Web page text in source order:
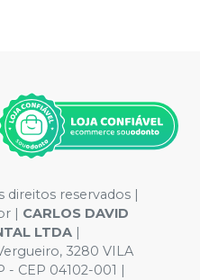
direitos reservados |
| CARLOS DAVID
LTDA |
3280 VILA
- CEP 04102-001 |